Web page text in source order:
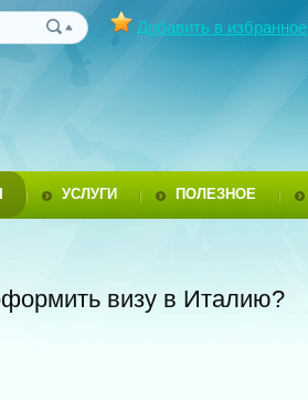
Добавить в избранное
УСЛУГИ ПОЛЕЗНОЕ
визу в Италию?